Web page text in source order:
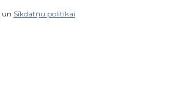
un Sīkdatņu politikai